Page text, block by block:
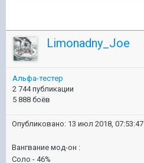
Limonadny_Joe
Альфа-тестер
2 744 публикации
5 888 боёв
Опубликовано: 13 июл 2018, 07:53:47
Вангвание мод-он :
Соло - 46%